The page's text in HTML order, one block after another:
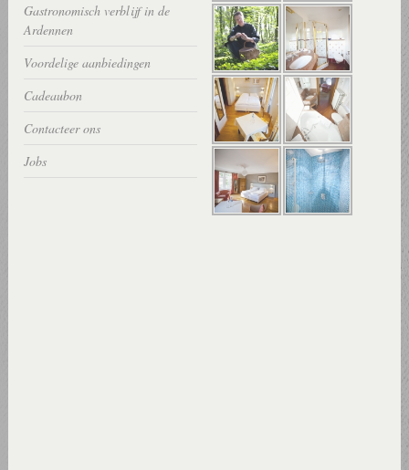
Gastronomisch verblijf in de
Ardennen
Voordelige aanbiedingen
Cadeaubon
Contacteer ons
Jobs